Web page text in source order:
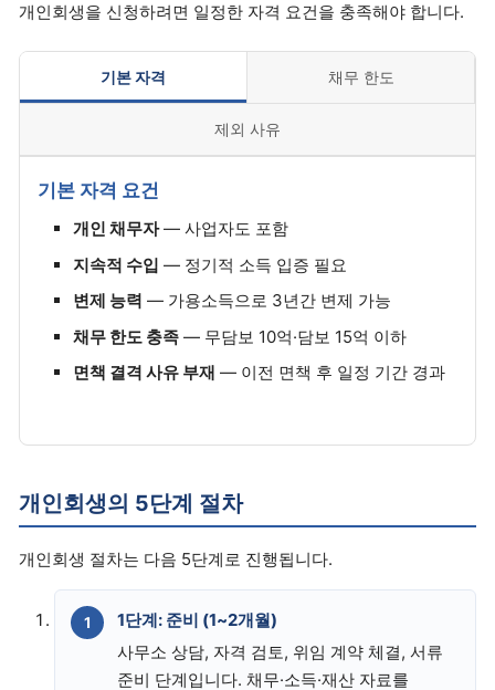
개인회생을 신청하려면 일정한 자격 요건을 충족해야 합니다.
기본 자격 채무 한도
제외 사유
기본 자격 요건
개인 채무자— 사업자도 포함
지속적 수입 — 정기적 소득 입증 필요
변제 능력 — 가용소득으로 3년간 변제 가능
채무 한도 충족 — 무담보 10억·담보 15억 이하
면책 결격 사유 부재 — 이전 면책 후 일정 기간 경과
개인회생의 5단계 절차
개인회생 절차는 다음 5단계로 진행됩니다.
1단계: 준비 (1~2개월)
사무소 상담, 자격 검토, 위임 계약 체결, 서류
준비 단계입니다. 채무·소득·재산 자료를